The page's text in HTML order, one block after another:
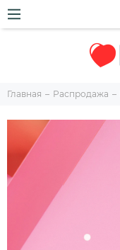
Главная Распродажа